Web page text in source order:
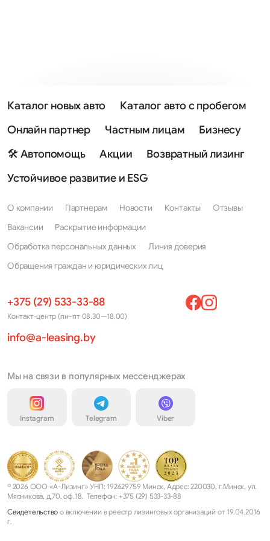
Каталог новых авто
Каталог авто с пробегом
Онлайн партнер
Частным лицам
Бизнесу
🛠 Автопомощь
Акции
Возвратный лизинг
Устойчивое развитие и ESG
О компании Партнерам Новости Контакты
Отзывы
Вакансии
Раскрытие информации
Обработка персональных данных
Линия доверия
Обращения граждан и юридических лиц
+375 (29) 533-33-88
Контакт-центр (пн–пт 08.30—18.00)
info@a-leasing.by
Мы на связи в популярных мессенджерах
Instagram Telegram Viber
© 2026 ООО «А-Лизинг» УНП: 192629759 Минск, Адрес: 220030, г.Минск, ул.
Мясникова, д.70, оф.18. Телефон: +375 (29) 533-33-88
Свидетельство о включении в реестр лизинговых организаций от 19.04.2016
г.